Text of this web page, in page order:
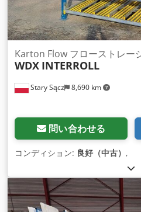
Stary Sącz 8,690 km
Karton Flow フローストレー
WDX INTERROLL
問い合わせる
コンディション: 良好（中古） ,